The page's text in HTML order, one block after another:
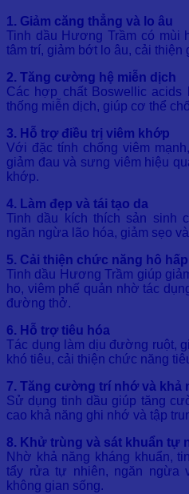
1. Giảm căng thẳng và lo âu
Tinh dầu Hương Trầm có mùi
tâm trí, giảm bớt lo âu, cải thiện
2. Tăng cường hệ miễn dịch
Các hợp chất Boswellic acids
thống miễn dịch, giúp cơ thể
3. Hỗ trợ điều trị viêm khớp
Với đặc tính chống viêm
giảm đau và sưng viêm hiệu
khớp.
4. Làm đẹp và tái tạo da
Tinh dầu kích thích sản sinh
ngăn ngừa lão hóa, giảm sẹo
5. Cải thiện chức năng hô hấp
Tinh dầu Hương Trầm giúp
ho, viêm phế quản nhờ tác
đường thở.
6. Hỗ trợ tiêu hóa
Tác dụng làm dịu đường ruột,
khó tiêu, cải thiện chức năng
7. Tăng cường trí nhớ và khả
Sử dụng tinh dầu giúp tăng
cao khả năng ghi nhớ và tập
8. Khử trùng và sát khuẩn tự
Nhờ khả năng kháng khuẩn,
tẩy rửa tự nhiên, ngăn ngừa
không gian sống.